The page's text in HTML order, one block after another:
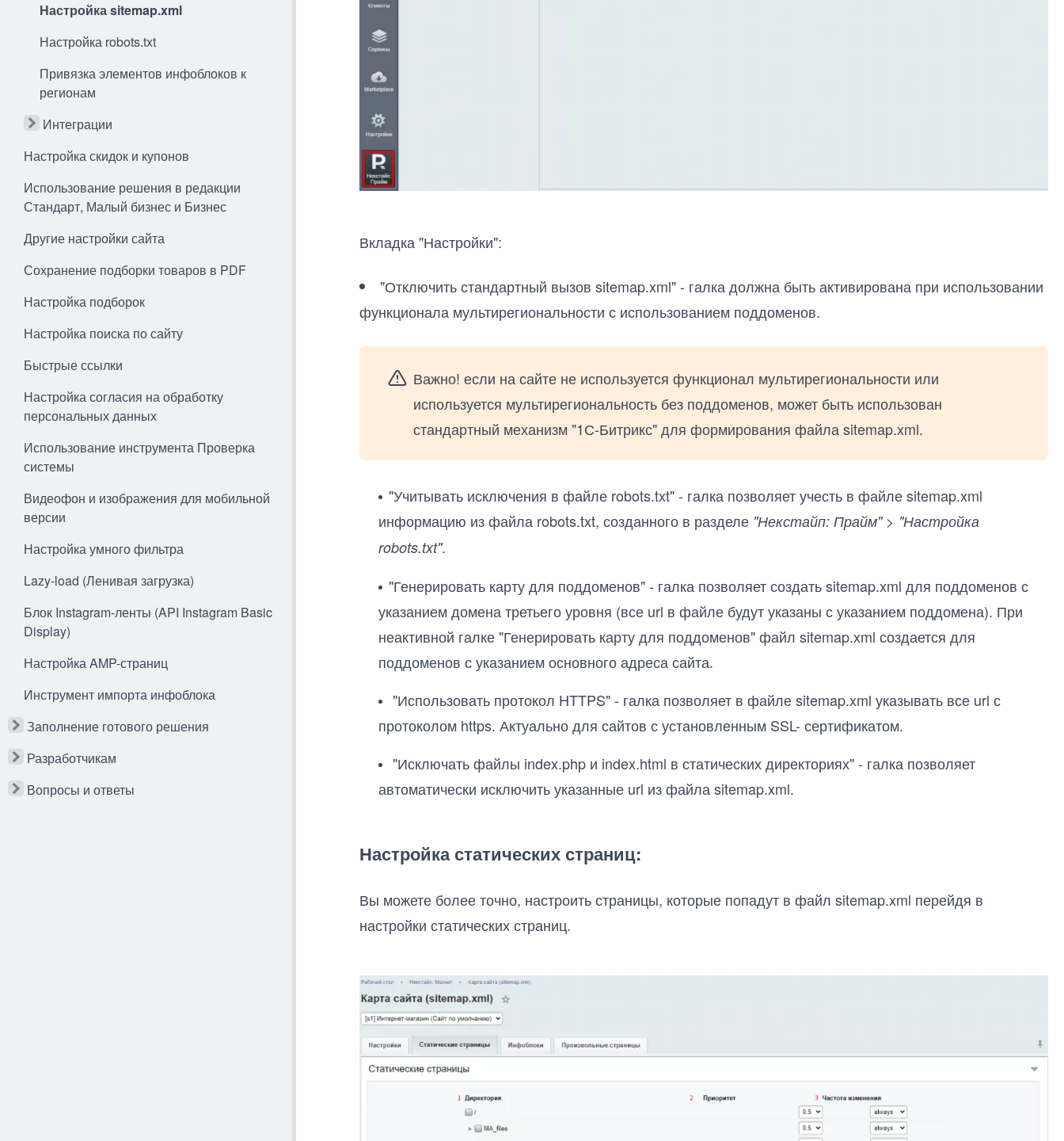
Настройка sitemap.xml
Настройка robots.txt
Привязка элементов инфоблоков к
регионам
Интеграции
Настройка скидок и купонов
Использование решения в редакции
Стандарт, Малый бизнес и Бизнес
Другие настройки сайта
Сохранение подборки товаров в PDF
Настройка подборок
Настройка поиска по сайту
Быстрые ссылки
Настройка согласия на обработку
персональных данных
Использование инструмента Проверка
системы
Видеофон и изображения для мобильной
версии
Настройка умного фильтра
Lazy-load (Ленивая загрузка)
Блок Instagram-ленты (API Instagram Basic
Display)
Настройка AMP-страниц
Инструмент импорта инфоблока
Заполнение готового решения
Разработчикам
Вопросы и ответы
Вкладка "Настройки":
"Отключить стандартный вызов sitemap.xml" - галка должна быть активирована при использовании
функционала мультирегиональности с использованием поддоменов.
Важно! если на сайте не используется функционал мультирегиональности или
используется мультирегиональность без поддоменов, может быть использован
стандартный механизм "1С-Битрикс" для формирования файла sitemap.xml.
"Учитывать исключения в файле robots.txt" - галка позволяет учесть в файле sitemap.xml
информацию из файла robots.txt, созданного в разделе "Некстайп: Прайм" > "Настройка
robots.txt".
"Генерировать карту для поддоменов" - галка позволяет создать sitemap.xml для поддоменов с
указанием домена третьего уровня (все url в файле будут указаны с указанием поддомена). При
неактивной галке "Генерировать карту для поддоменов" файл sitemap.xml создается для
поддоменов с указанием основного адреса сайта.
"Использовать протокол HTTPS" - галка позволяет в файле sitemap.xml указывать все url с
протоколом https. Актуально для сайтов с установленным SSL- сертификатом.
"Исключать файлы index.php и index.html в статических директориях" - галка позволяет
автоматически исключить указанные url из файла sitemap.xml.
Настройка статических страниц:
Вы можете более точно, настроить страницы, которые попадут в файл sitemap.xml перейдя в
настройки статических страниц.